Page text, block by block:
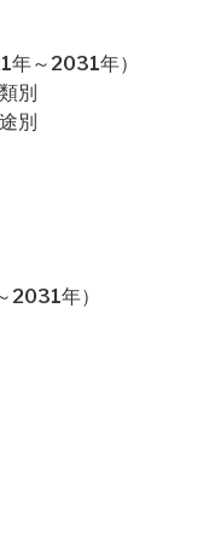
年～2031年）
別
別
2031年）